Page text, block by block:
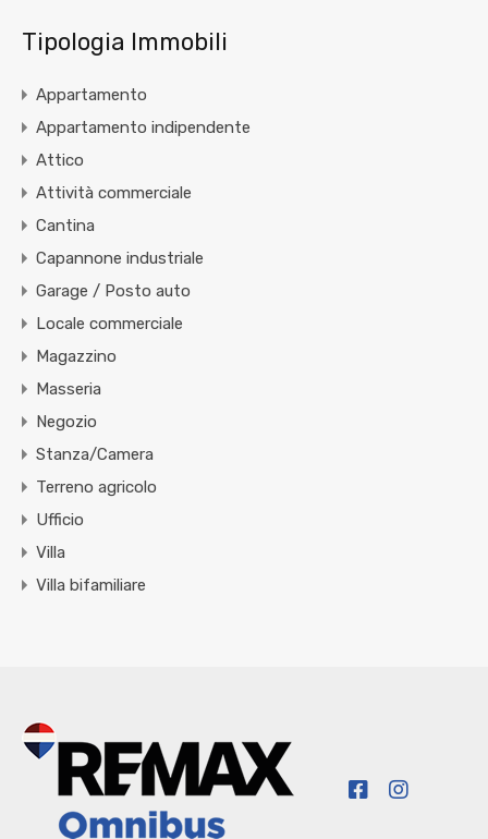
Tipologia Immobili
Appartamento
Appartamento indipendente
Attico
Attività commerciale
Cantina
Capannone industriale
Garage / Posto auto
Locale commerciale
Magazzino
Masseria
Negozio
Stanza/Camera
Terreno agricolo
Ufficio
Villa
Villa bifamiliare